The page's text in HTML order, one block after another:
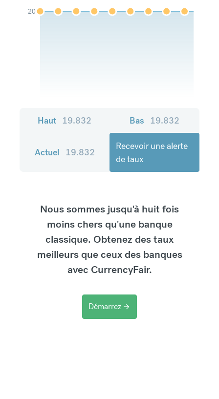
20
Haut 19.832 Bas 19.832
Actuel 19.832
Recevoir une alerte
de taux
Nous sommes jusqu'à huit fois
moins chers qu'une banque
classique. Obtenez des taux
meilleurs que ceux des banques
avec CurrencyFair.
Démarrez arrow_forward